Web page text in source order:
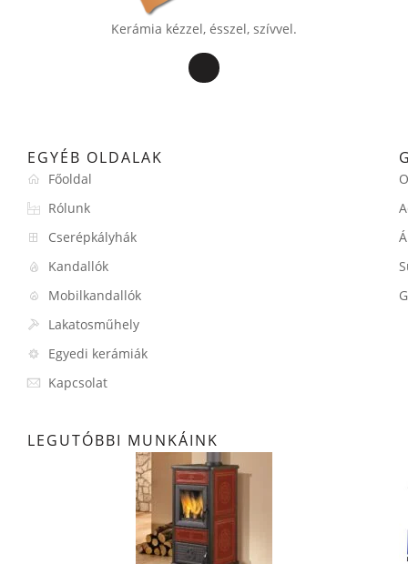
Kerámia kézzel, ésszel, szívvel.
EGYÉB OLDALAK
Főoldal
Rólunk
Cserépkályhák
Kandallók
Mobilkandallók
Lakatosműhely
Egyedi kerámiák
Kapcsolat
LEGUTÓBBI MUNKÁINK